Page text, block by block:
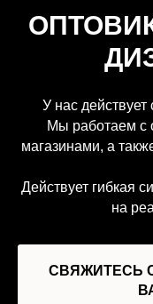
У нас действует
Мы работаем с
магазинами, а
Действует гибкая
на
СВЯЖИТЕСЬ